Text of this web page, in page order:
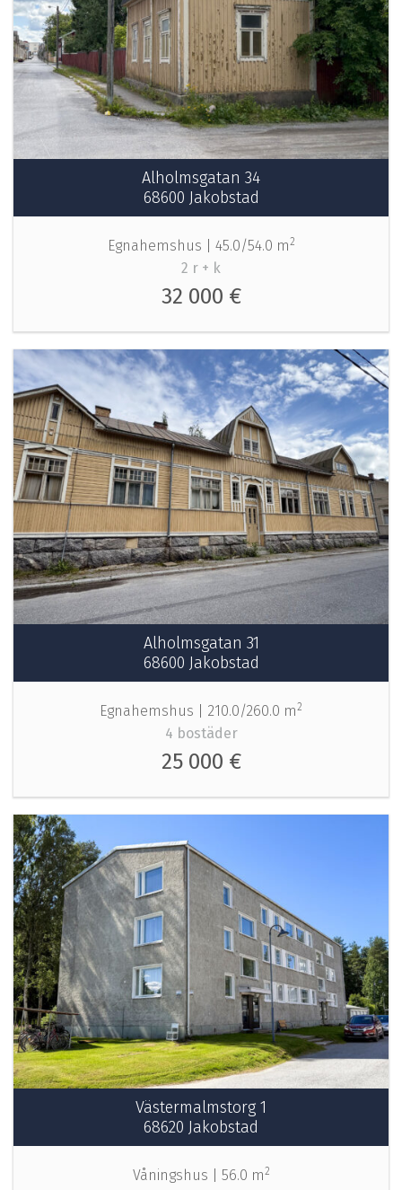
Alholmsgatan 34
68600 Jakobstad
Egnahemshus | 45.0/54.0 m2
2 r + k
32 000 €
Alholmsgatan 31
68600 Jakobstad
Egnahemshus | 210.0/260.0 m2
4 bostäder
25 000 €
Västermalmstorg 1
68620 Jakobstad
Våningshus | 56.0 m2